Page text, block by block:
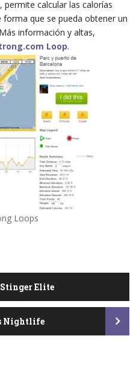
calcular las calorías
que se pueda obtener un
información y altas,
Loop.
Loops
Elite
Nightlife